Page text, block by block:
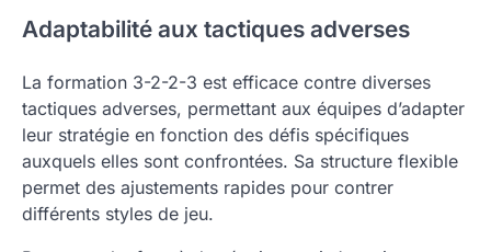
Adaptabilité aux tactiques adverses
La formation 3-2-2-3 est efficace contre diverses
tactiques adverses, permettant aux équipes d’adapter
leur stratégie en fonction des défis spécifiques
auxquels elles sont confrontées. Sa structure flexible
permet des ajustements rapides pour contrer
différents styles de jeu.